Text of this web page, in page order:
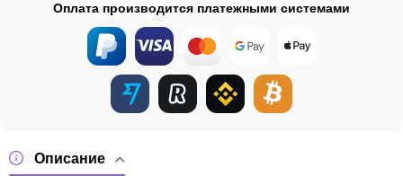
Описание
Оплата производится платежными системами